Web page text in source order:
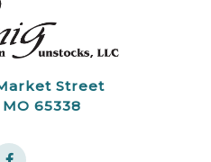
Street
65338